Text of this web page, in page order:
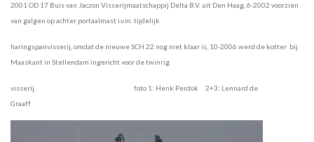
2001 OD 17 Buis van Jaczon Visserijmaatschappij Delta B.V. uit Den Haag, 6-2002 voorzien
van galgen op achter portaalmast i.v.m. tijdelijk
haringspanvisserij, omdat de nieuwe SCH 22 nog niet klaar is, 10-2006 werd de kotter bij
Maaskant in Stellendam ingericht voor de twinrig
visserij. foto 1: Henk Perdok 2+3: Lennard de
Graaff